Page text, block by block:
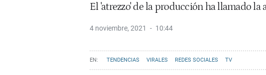
El 'atrezzo' de la producción ha llamado
4 noviembre, 2021 10:44
TENDENCIAS VIRALES REDES SOCIALES TV